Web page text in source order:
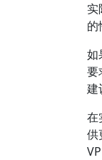
实
的
如
要
建
在
供